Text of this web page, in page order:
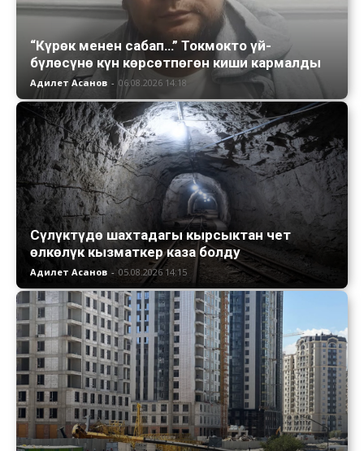
“Күрөк менен сабап…” Токмокто үй-
бүлөсүнө күн көрсөтпөгөн киши кармалды
Адилет Асанов - 06.08.2026 14:18
Сүлүктүдө шахтадагы кырсыктан чет
өлкөлүк кызматкер каза болду
Адилет Асанов - 05.08.2026 14:15